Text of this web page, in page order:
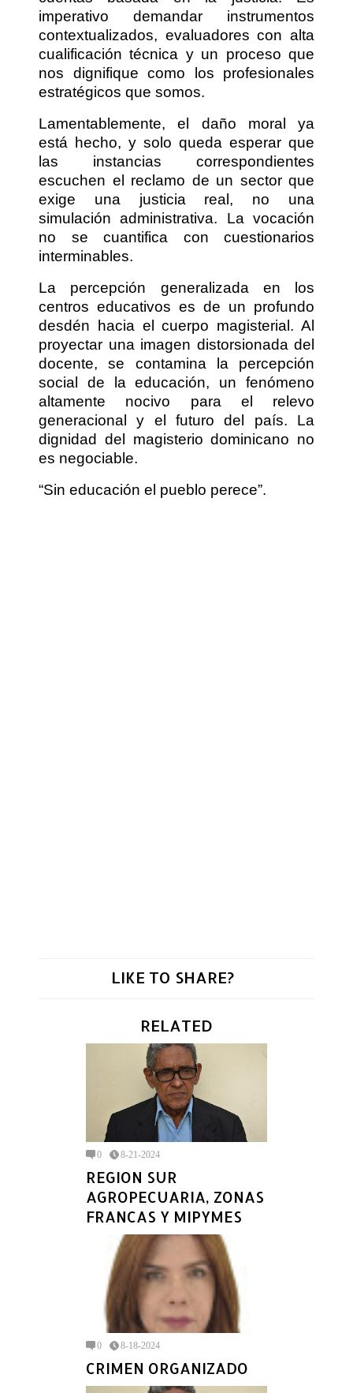
imperativo demandar instrumentos
contextualizados, evaluadores con alta
cualificación técnica y un proceso que
nos dignifique como los profesionales
estratégicos que somos.
Lamentablemente, el daño moral ya
está hecho, y solo queda esperar que
las instancias correspondientes
escuchen el reclamo de un sector que
exige una justicia real, no una
simulación administrativa. La vocación
no se cuantifica con cuestionarios
interminables.
La percepción generalizada en los
centros educativos es de un profundo
desdén hacia el cuerpo magisterial. Al
proyectar una imagen distorsionada del
docente, se contamina la percepción
social de la educación, un fenómeno
altamente nocivo para el relevo
generacional y el futuro del país. La
dignidad del magisterio dominicano no
es negociable.
“Sin educación el pueblo perece”.
LIKE TO SHARE?
RELATED
0 8-21-2024
REGION SUR
AGROPECUARIA, ZONAS
FRANCAS Y MIPYMES
0 8-18-2024
CRIMEN ORGANIZADO